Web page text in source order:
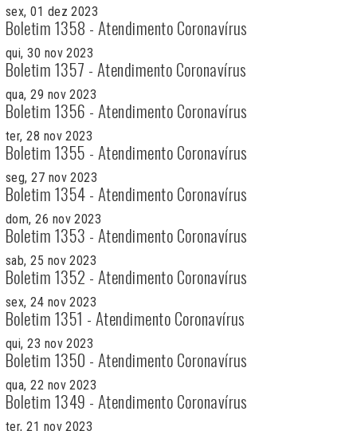
sex, 01 dez 2023
Boletim 1358 - Atendimento Coronavírus
qui, 30 nov 2023
Boletim 1357 - Atendimento Coronavírus
qua, 29 nov 2023
Boletim 1356 - Atendimento Coronavírus
ter, 28 nov 2023
Boletim 1355 - Atendimento Coronavírus
seg, 27 nov 2023
Boletim 1354 - Atendimento Coronavírus
dom, 26 nov 2023
Boletim 1353 - Atendimento Coronavírus
sab, 25 nov 2023
Boletim 1352 - Atendimento Coronavírus
sex, 24 nov 2023
Boletim 1351 - Atendimento Coronavírus
qui, 23 nov 2023
Boletim 1350 - Atendimento Coronavírus
qua, 22 nov 2023
Boletim 1349 - Atendimento Coronavírus
ter, 21 nov 2023